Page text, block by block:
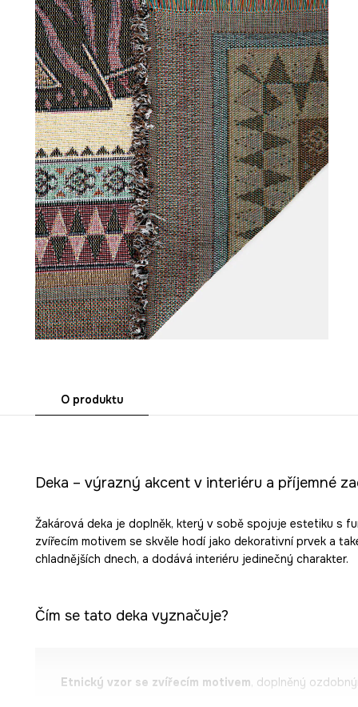
O produktu
Deka – výrazný akcent v interiéru a příjemné
Žakárová deka je doplněk, který v sobě spojuje estetiku s
zvířecím motivem se skvěle hodí jako dekorativní prvek a
chladnějších dnech, a dodává interiéru jedinečný charakter.
Čím se tato deka vyznačuje?
Etnický vzor se zvířecím motivem, doplněný